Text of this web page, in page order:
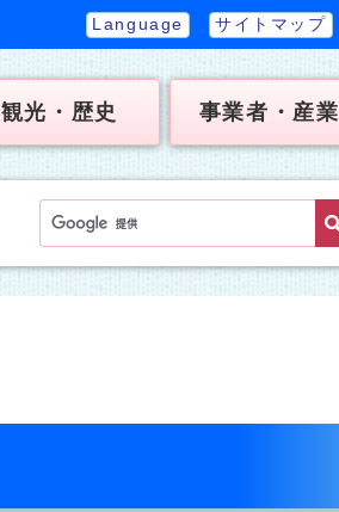
Language サイトマップ
観光・歴史 事業者・産業